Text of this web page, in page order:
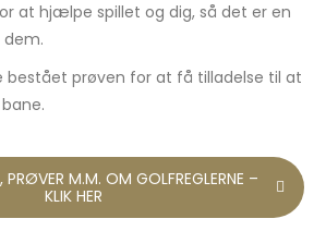
at hjælpe spillet og dig, så det er en
bestået prøven for at få tilladelse til at
PRØVER M.M. OM GOLFREGLERNE –
KLIK HER